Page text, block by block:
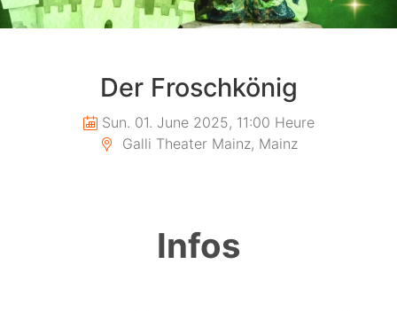
Der Froschkönig
Sun. 01. June 2025, 11:00 Heure
Galli Theater Mainz, Mainz
Infos